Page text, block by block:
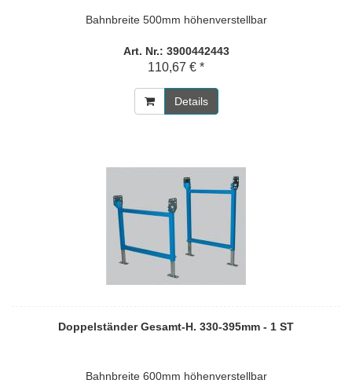
Bahnbreite 500mm höhenverstellbar
Art. Nr.: 3900442443
110,67 € *
Details
Doppelständer Gesamt-H. 330-395mm - 1 ST
Bahnbreite 600mm höhenverstellbar